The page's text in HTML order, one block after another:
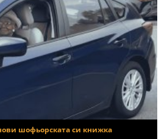
шофьорската си книжка